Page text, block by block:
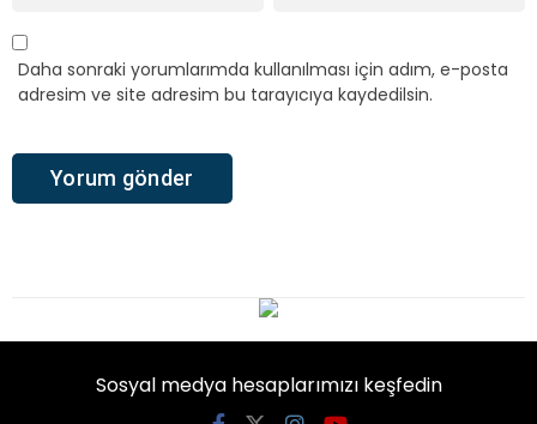
Daha sonraki yorumlarımda kullanılması için adım, e-posta
adresim ve site adresim bu tarayıcıya kaydedilsin.
Sosyal medya hesaplarımızı keşfedin